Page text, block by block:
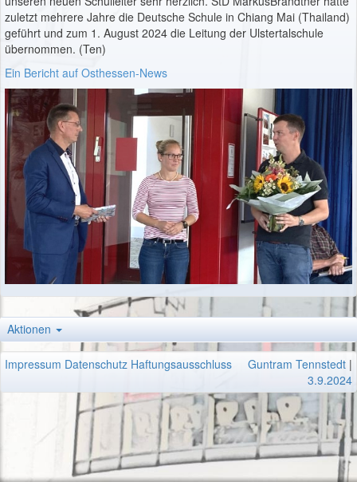
zuletzt mehrere Jahre die Deutsche Schule in Chiang Mai (Thailand)
geführt und zum 1. August 2024 die Leitung der Ulstertalschule
übernommen. (Ten)
Ein Bericht auf Osthessen-News
Aktionen
Impressum Datenschutz Haftungsausschluss Guntram Tennstedt |
3.9.2024